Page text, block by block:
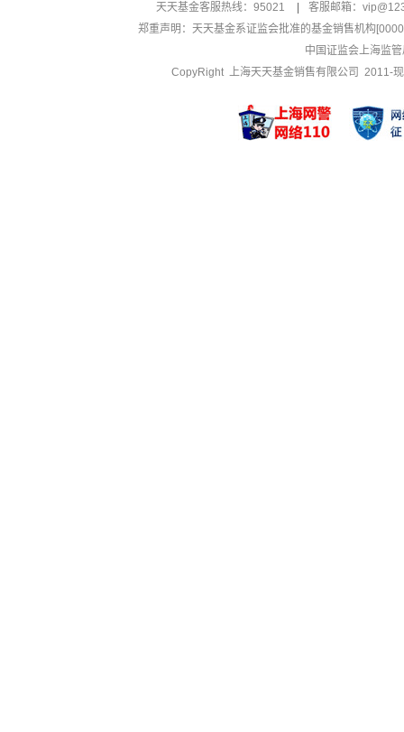
天天基金客服热线：95021
客服邮箱：
郑重声明：天天基金系证监会批准的基金销售机构
中国证监会上海监
CopyRight 上海天天基金销售有限公司 2011-